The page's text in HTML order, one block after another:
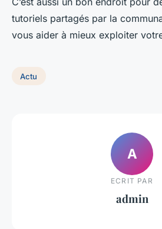
tutoriels partagés par la
vous aider à mieux exploiter
Actu
A
ECRIT PAR
admin